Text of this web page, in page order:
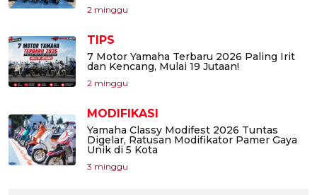
2 minggu
TIPS
7 Motor Yamaha Terbaru 2026 Paling Irit
dan Kencang, Mulai 19 Jutaan!
2 minggu
MODIFIKASI
Yamaha Classy Modifest 2026 Tuntas
Digelar, Ratusan Modifikator Pamer Gaya
Unik di 5 Kota
3 minggu